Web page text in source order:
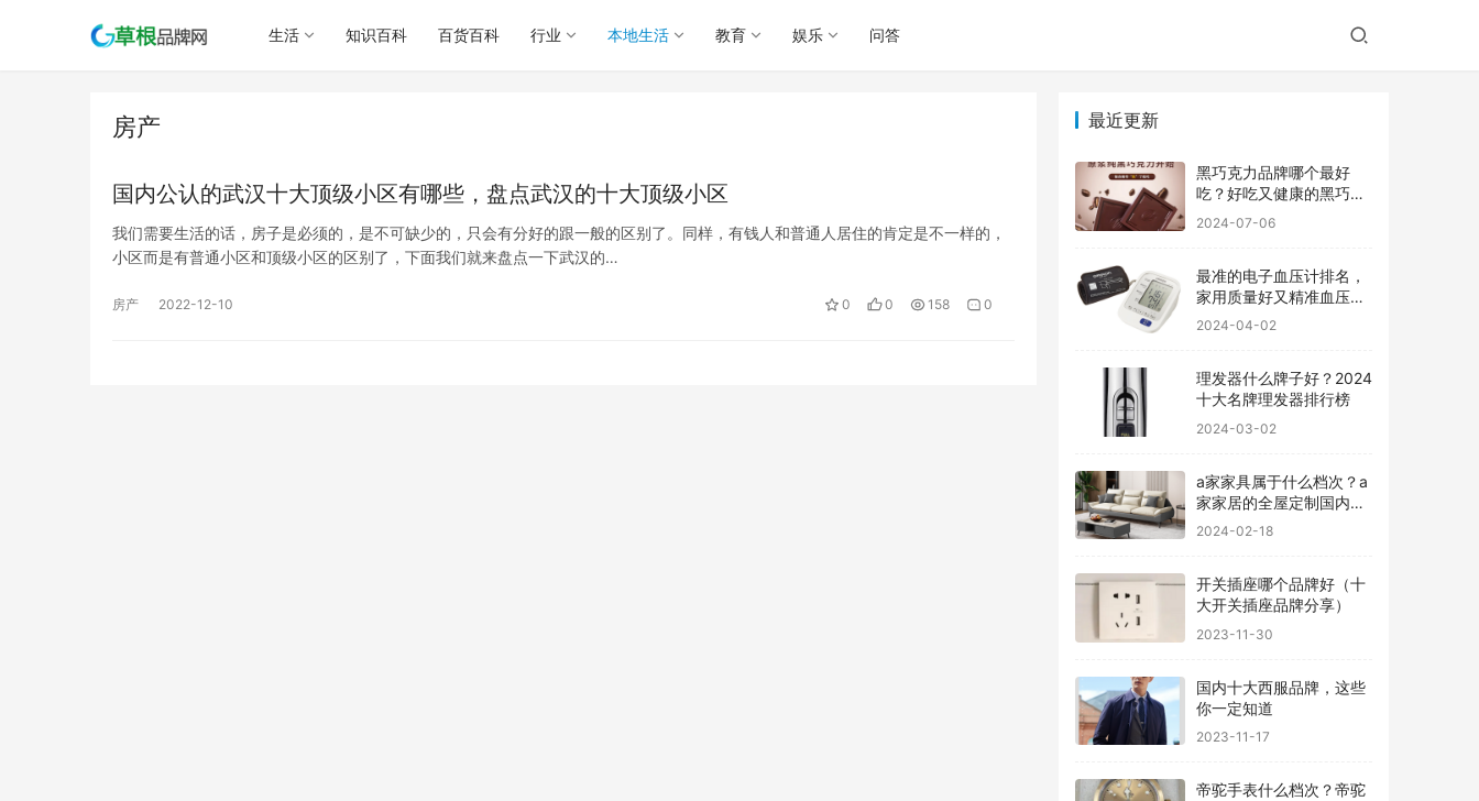
生活 知识百科 百货百科 行业 本地生活 教育 娱乐 问答
房产
国内公认的武汉十大顶级小区有哪些，盘点武汉的十大顶级小区
我们需要生活的话，房子是必须的，是不可缺少的，只会有分好的跟一般的区别了。同样，有钱人和普通人居住的肯定是不一样的，
小区而是有普通小区和顶级小区的区别了，下面我们就来盘点一下武汉的…
房产 2022-12-10 0 0 158 0
最近更新
黑巧克力品牌哪个最好
吃？好吃又健康的黑巧克
力品牌
2024-07-06
最准的电子血压计排名，
家用质量好又精准血压计
品牌前十
2024-04-02
理发器什么牌子好？2024
十大名牌理发器排行榜
2024-03-02
a家家具属于什么档次？a
家家居的全屋定制国内排
行
2024-02-18
开关插座哪个品牌好（十
大开关插座品牌分享）
2023-11-30
国内十大西服品牌，这些
你一定知道
2023-11-17
帝驼手表什么档次？帝驼